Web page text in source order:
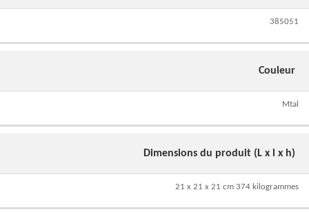
385051
Couleur
Mtal
Dimensions du produit (L x l x h)
21 x 21 x 21 cm 374 kilogrammes